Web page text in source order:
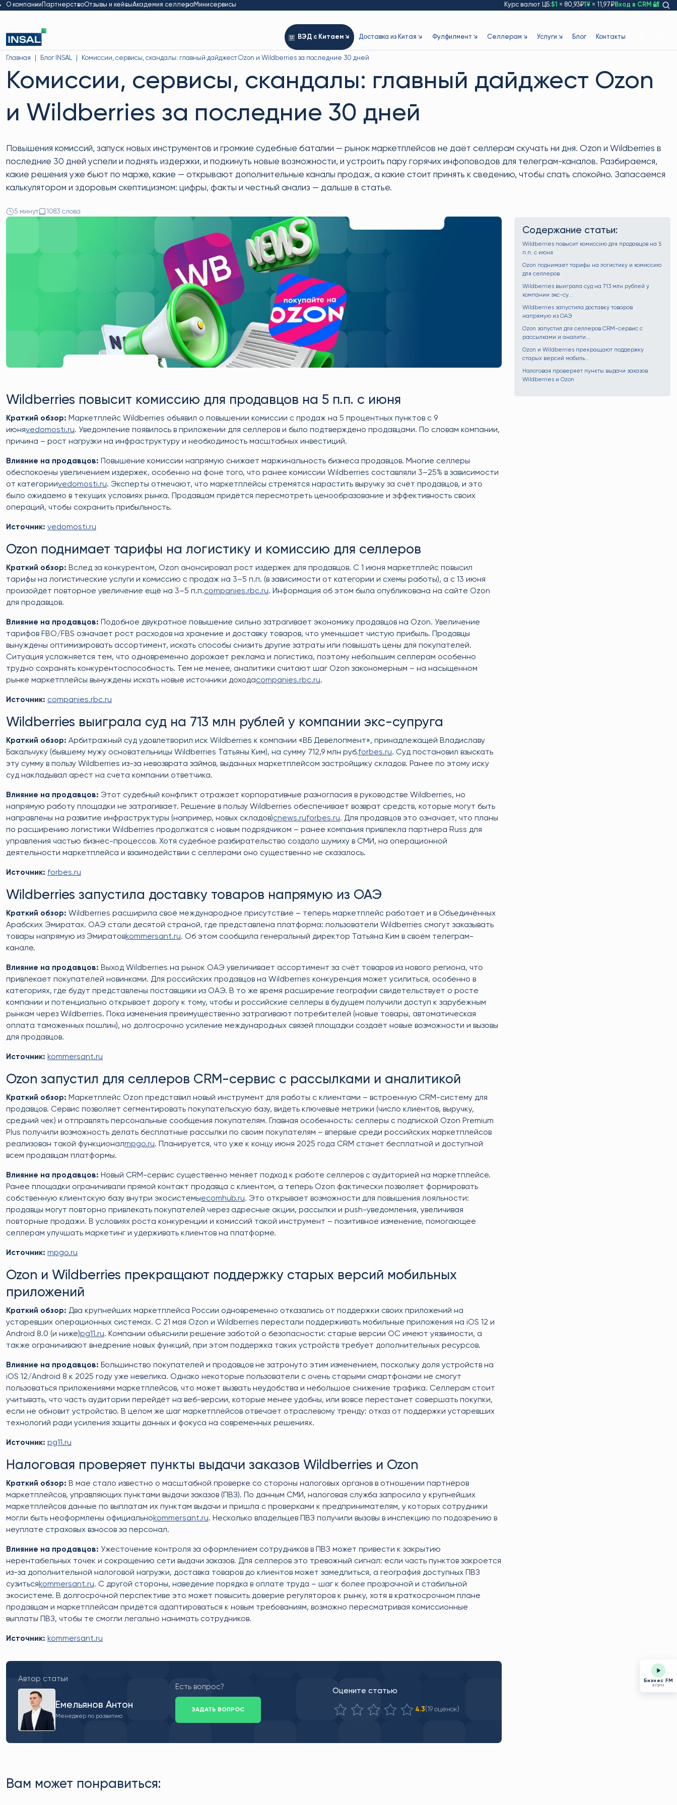
О компании ПартнерствоОтзывы и кейсыАкадемия селлера Минисервисы Курс валют ЦБ:$1 = 80,93₽1¥ = 11,97₽Вход в CRM 🔐
ВЭД с Китаем ↘ Доставка из Китая ↘ Фулфилмент ↘ Селлерам ↘ Услуги ↘ Блог Контакты
Главная Блог INSAL Комиссии, сервисы, скандалы: главный дайджест Ozon и Wildberries за последние 30 дней
Комиссии, сервисы, скандалы: главный дайджест Ozon
и Wildberries за последние 30 дней
Повышения комиссий, запуск новых инструментов и громкие судебные баталии — рынок маркетплейсов не даёт селлерам скучать ни дня. Ozon и Wildberries в
последние 30 дней успели и поднять издержки, и подкинуть новые возможности, и устроить пару горячих инфоповодов для телеграм-каналов. Разбираемся,
какие решения уже бьют по марже, какие — открывают дополнительные каналы продаж, а какие стоит принять к сведению, чтобы спать спокойно. Запасаемся
калькулятором и здоровым скептицизмом: цифры, факты и честный анализ — дальше в статье.
5 минут 1083 слова
Wildberries повысит комиссию для продавцов на 5 п.п. с июня
Краткий обзор: Маркетплейс Wildberries объявил о повышении комиссии с продаж на 5 процентных пунктов с 9
июняvedomosti.ru. Уведомление появилось в приложении для селлеров и было подтверждено продавцами. По словам компании,
причина – рост нагрузки на инфраструктуру и необходимость масштабных инвестиций.
Влияние на продавцов: Повышение комиссии напрямую снижает маржинальность бизнеса продавцов. Многие селлеры
обеспокоены увеличением издержек, особенно на фоне того, что ранее комиссии Wildberries составляли 3–25% в зависимости
от категорииvedomosti.ru. Эксперты отмечают, что маркетплейсы стремятся нарастить выручку за счёт продавцов, и это
было ожидаемо в текущих условиях рынка. Продавцам придётся пересмотреть ценообразование и эффективность своих
операций, чтобы сохранить прибыльность.
Источник: vedomosti.ru
Ozon поднимает тарифы на логистику и комиссию для селлеров
Краткий обзор: Вслед за конкурентом, Ozon анонсировал рост издержек для продавцов. С 1 июня маркетплейс повысил
тарифы на логистические услуги и комиссию с продаж на 3–5 п.п. (в зависимости от категории и схемы работы), а с 13 июня
произойдёт повторное увеличение ещё на 3–5 п.п.companies.rbc.ru. Информация об этом была опубликована на сайте Ozon
для продавцов.
Влияние на продавцов: Подобное двукратное повышение сильно затрагивает экономику продавцов на Ozon. Увеличение
тарифов FBO/FBS означает рост расходов на хранение и доставку товаров, что уменьшает чистую прибыль. Продавцы
вынуждены оптимизировать ассортимент, искать способы снизить другие затраты или повышать цены для покупателей.
Ситуация усложняется тем, что одновременно дорожает реклама и логистика, поэтому небольшим селлерам особенно
трудно сохранять конкурентоспособность. Тем не менее, аналитики считают шаг Ozon закономерным – на насыщенном
рынке маркетплейсы вынуждены искать новые источники доходаcompanies.rbc.ru.
Источник: companies.rbc.ru
Wildberries выиграла суд на 713 млн рублей у компании экс-супруга
Краткий обзор: Арбитражный суд удовлетворил иск Wildberries к компании «ВБ Девелопмент», принадлежащей Владиславу
Бакальчуку (бывшему мужу основательницы Wildberries Татьяны Ким), на сумму 712,9 млн руб.forbes.ru. Суд постановил взыскать
эту сумму в пользу Wildberries из-за невозврата займов, выданных маркетплейсом застройщику складов. Ранее по этому иску
суд накладывал арест на счета компании ответчика.
Влияние на продавцов: Этот судебный конфликт отражает корпоративные разногласия в руководстве Wildberries, но
напрямую работу площадки не затрагивает. Решение в пользу Wildberries обеспечивает возврат средств, которые могут быть
направлены на развитие инфраструктуры (например, новых складов)cnews.ruforbes.ru. Для продавцов это означает, что планы
по расширению логистики Wildberries продолжатся с новым подрядчиком – ранее компания привлекла партнёра Russ для
управления частью бизнес-процессов. Хотя судебное разбирательство создало шумиху в СМИ, на операционной
деятельности маркетплейса и взаимодействии с селлерами оно существенно не сказалось.
Источник: forbes.ru
Wildberries запустила доставку товаров напрямую из ОАЭ
Краткий обзор: Wildberries расширила своё международное присутствие – теперь маркетплейс работает и в Объединённых
Арабских Эмиратах. ОАЭ стали десятой страной, где представлена платформа: пользователи Wildberries смогут заказывать
товары напрямую из Эмиратовkommersant.ru. Об этом сообщила генеральный директор Татьяна Ким в своём телеграм-
канале.
Влияние на продавцов: Выход Wildberries на рынок ОАЭ увеличивает ассортимент за счёт товаров из нового региона, что
привлекает покупателей новинками. Для российских продавцов на Wildberries конкуренция может усилиться, особенно в
категориях, где будут представлены поставщики из ОАЭ. В то же время расширение географии свидетельствует о росте
компании и потенциально открывает дорогу к тому, чтобы и российские селлеры в будущем получили доступ к зарубежным
рынкам через Wildberries. Пока изменения преимущественно затрагивают потребителей (новые товары, автоматическая
оплата таможенных пошлин), но долгосрочно усиление международных связей площадки создаёт новые возможности и вызовы
для продавцов.
Источник: kommersant.ru
Ozon запустил для селлеров CRM-сервис с рассылками и аналитикой
Краткий обзор: Маркетплейс Ozon представил новый инструмент для работы с клиентами – встроенную CRM-систему для
продавцов. Сервис позволяет сегментировать покупательскую базу, видеть ключевые метрики (число клиентов, выручку,
средний чек) и отправлять персональные сообщения покупателям. Главная особенность: селлеры с подпиской Ozon Premium
Plus получили возможность делать бесплатные рассылки по своим покупателям – впервые среди российских маркетплейсов
реализован такой функционалmpgo.ru. Планируется, что уже к концу июня 2025 года CRM станет бесплатной и доступной
всем продавцам платформы.
Влияние на продавцов: Новый CRM-сервис существенно меняет подход к работе селлеров с аудиторией на маркетплейсе.
Ранее площадки ограничивали прямой контакт продавца с клиентом, а теперь Ozon фактически позволяет формировать
собственную клиентскую базу внутри экосистемыecomhub.ru. Это открывает возможности для повышения лояльности:
продавцы могут повторно привлекать покупателей через адресные акции, рассылки и push-уведомления, увеличивая
повторные продажи. В условиях роста конкуренции и комиссий такой инструмент – позитивное изменение, помогающее
селлерам улучшать маркетинг и удерживать клиентов на платформе.
Источник: mpgo.ru
Ozon и Wildberries прекращают поддержку старых версий мобильных
приложений
Краткий обзор: Два крупнейших маркетплейса России одновременно отказались от поддержки своих приложений на
устаревших операционных системах. С 21 мая Ozon и Wildberries перестали поддерживать мобильные приложения на iOS 12 и
Android 8.0 (и ниже)pg11.ru. Компании объяснили решение заботой о безопасности: старые версии ОС имеют уязвимости, а
также ограничивают внедрение новых функций, при этом поддержка таких устройств требует дополнительных ресурсов.
Влияние на продавцов: Большинство покупателей и продавцов не затронуто этим изменением, поскольку доля устройств на
iOS 12/Android 8 к 2025 году уже невелика. Однако некоторые пользователи с очень старыми смартфонами не смогут
пользоваться приложениями маркетплейсов, что может вызвать неудобства и небольшое снижение трафика. Селлерам стоит
учитывать, что часть аудитории перейдёт на веб-версии, которые менее удобны, или вовсе перестанет совершать покупки,
если не обновит устройство. В целом же шаг маркетплейсов отвечает отраслевому тренду: отказ от поддержки устаревших
технологий ради усиления защиты данных и фокуса на современных решениях.
Источник: pg11.ru
Налоговая проверяет пункты выдачи заказов Wildberries и Ozon
Краткий обзор: В мае стало известно о масштабной проверке со стороны налоговых органов в отношении партнёров
маркетплейсов, управляющих пунктами выдачи заказов (ПВЗ). По данным СМИ, налоговая служба запросила у крупнейших
маркетплейсов данные по выплатам их пунктам выдачи и пришла с проверками к предпринимателям, у которых сотрудники
могли быть неоформлены официальноkommersant.ru. Несколько владельцев ПВЗ получили вызовы в инспекцию по подозрению в
неуплате страховых взносов за персонал.
Влияние на продавцов: Ужесточение контроля за оформлением сотрудников в ПВЗ может привести к закрытию
нерентабельных точек и сокращению сети выдачи заказов. Для селлеров это тревожный сигнал: если часть пунктов закроется
из-за дополнительной налоговой нагрузки, доставка товаров до клиентов может замедлиться, а география доступных ПВЗ
сузитьсяkommersant.ru. С другой стороны, наведение порядка в оплате труда – шаг к более прозрачной и стабильной
экосистеме. В долгосрочной перспективе это может повысить доверие регуляторов к рынку, хотя в краткосрочном плане
продавцам и маркетплейсам придётся адаптироваться к новым требованиям, возможно пересматривая комиссионные
выплаты ПВЗ, чтобы те смогли легально нанимать сотрудников.
Источник: kommersant.ru
Автор статьи
Емельянов Антон
Менеджер по развитию
Есть вопрос?
ЗАДАТЬ ВОПРОС
Оцените статью
4.3(19 оценок)
Содержание статьи:
Wildberries повысит комиссию для продавцов на 5
п.п. с июня
Ozon поднимает тарифы на логистику и комиссию
для селлеров
Wildberries выиграла суд на 713 млн рублей у
компании экс-су...
Wildberries запустила доставку товаров
напрямую из ОАЭ
Ozon запустил для селлеров CRM-сервис с
рассылками и аналити...
Ozon и Wildberries прекращают поддержку
старых версий мобиль...
Налоговая проверяет пункты выдачи заказов
Wildberries и Ozon
Вам может понравиться:
Бизнес FM
87.5FM